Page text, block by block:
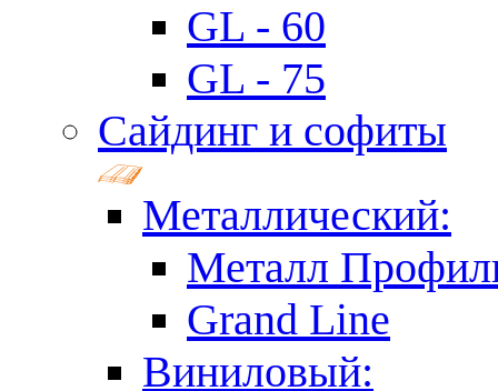
GL - 60
GL - 75
Сайдинг и софиты
Металлический:
Металл
Grand Line
Виниловый: